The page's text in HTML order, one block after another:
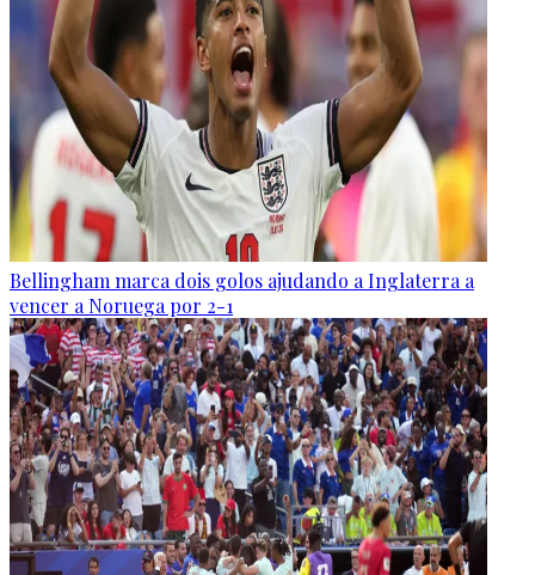
Bellingham marca dois golos ajudando a Inglaterra a
vencer a Noruega por 2-1